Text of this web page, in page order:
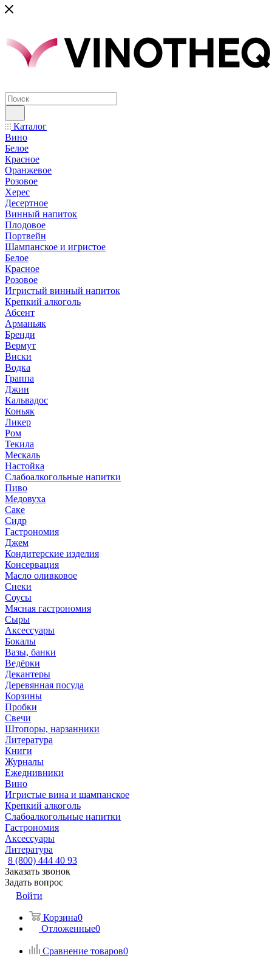
Каталог
Вино
Белое
Красное
Оранжевое
Розовое
Херес
Десертное
Винный напиток
Плодовое
Портвейн
Шампанское и игристое
Белое
Красное
Розовое
Игристый винный напиток
Крепкий алкоголь
Абсент
Арманьяк
Бренди
Вермут
Виски
Водка
Граппа
Джин
Кальвадос
Коньяк
Ликер
Ром
Текила
Мескаль
Настойка
Слабоалкогольные напитки
Пиво
Медовуха
Саке
Сидр
Гастрономия
Джем
Кондитерские изделия
Консервация
Масло оливковое
Снеки
Соусы
Мясная гастрономия
Сыры
Аксессуары
Бокалы
Вазы, банки
Ведёрки
Декантеры
Деревянная посуда
Корзины
Пробки
Свечи
Штопоры, нарзанники
Литература
Книги
Журналы
Ежеднивники
Вино
Игристые вина и шампанское
Крепкий алкоголь
Слабоалкогольные напитки
Гастрономия
Аксессуары
Литература
8 (800) 444 40 93
Заказать звонок
Задать вопрос
Войти
Корзина0
Отложенные0
Сравнение товаров0